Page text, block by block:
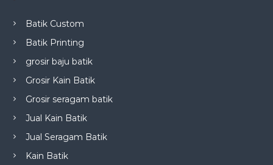
Batik Custom
Batik Printing
grosir baju batik
Grosir Kain Batik
Grosir seragam batik
Jual Kain Batik
Jual Seragam Batik
Kain Batik